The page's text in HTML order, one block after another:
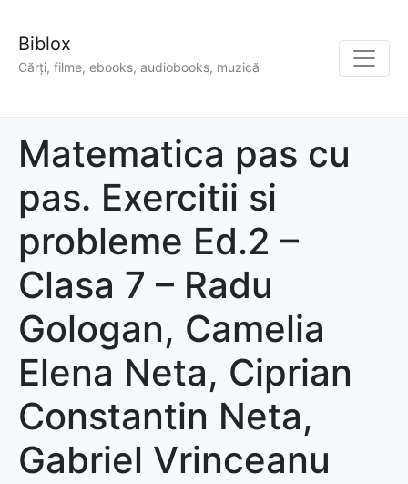
Biblox
Cărți, filme, ebooks, audiobooks, muzică
Matematica pas cu
pas. Exercitii si
probleme Ed.2 –
Clasa 7 – Radu
Gologan, Camelia
Elena Neta, Ciprian
Constantin Neta,
Gabriel Vrinceanu